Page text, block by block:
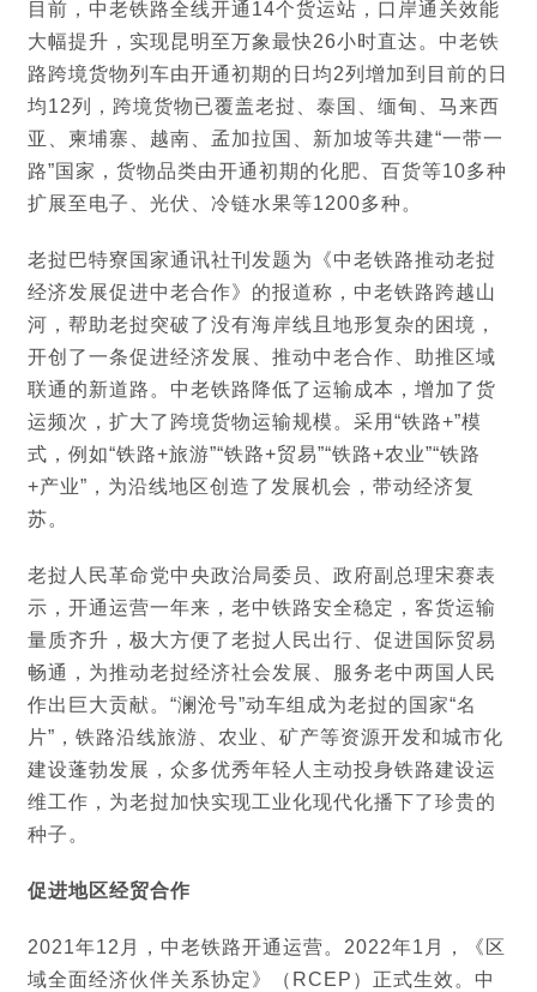
目前，中老铁路全线开通14个货运站，口岸通关效能
大幅提升，实现昆明至万象最快26小时直达。中老铁
路跨境货物列车由开通初期的日均2列增加到目前的日
均12列，跨境货物已覆盖老挝、泰国、缅甸、马来西
亚、柬埔寨、越南、孟加拉国、新加坡等共建“一带一
路”国家，货物品类由开通初期的化肥、百货等10多种
扩展至电子、光伏、冷链水果等1200多种。
老挝巴特寮国家通讯社刊发题为《中老铁路推动老挝
经济发展促进中老合作》的报道称，中老铁路跨越山
河，帮助老挝突破了没有海岸线且地形复杂的困境，
开创了一条促进经济发展、推动中老合作、助推区域
联通的新道路。中老铁路降低了运输成本，增加了货
运频次，扩大了跨境货物运输规模。采用“铁路+”模
式，例如“铁路+旅游”“铁路+贸易”“铁路+农业”“铁路
+产业”，为沿线地区创造了发展机会，带动经济复
苏。
老挝人民革命党中央政治局委员、政府副总理宋赛表
示，开通运营一年来，老中铁路安全稳定，客货运输
量质齐升，极大方便了老挝人民出行、促进国际贸易
畅通，为推动老挝经济社会发展、服务老中两国人民
作出巨大贡献。“澜沧号”动车组成为老挝的国家“名
片”，铁路沿线旅游、农业、矿产等资源开发和城市化
建设蓬勃发展，众多优秀年轻人主动投身铁路建设运
维工作，为老挝加快实现工业化现代化播下了珍贵的
种子。
促进地区经贸合作
2021年12月，中老铁路开通运营。2022年1月，《区
域全面经济伙伴关系协定》（RCEP）正式生效。中